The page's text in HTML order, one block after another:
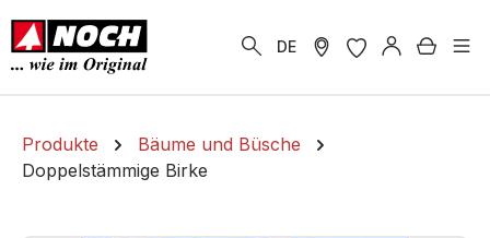
springen
DE
Produkte
Bäume und Büsche
Doppelstämmige Birke